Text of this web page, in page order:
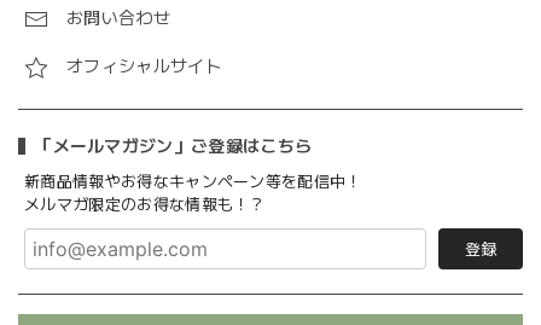
お問い合わせ
オフィシャルサイト
「メールマガジン」ご登録はこちら
新商品情報やお得なキャンペーン等を配信中！
メルマガ限定のお得な情報も！？
登録